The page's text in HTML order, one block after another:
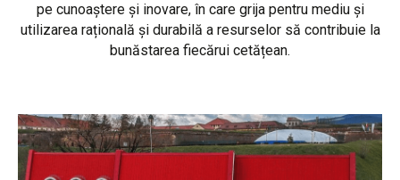
pe cunoaștere și inovare, în care grija pentru mediu și
utilizarea rațională și durabilă a resurselor să contribuie la
bunăstarea fiecărui cetățean.